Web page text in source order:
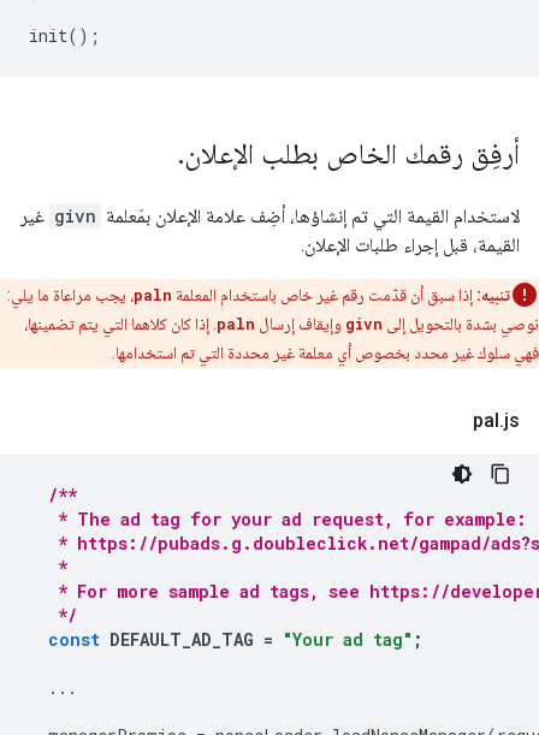
init();
أرفِق رقمك الخاص بطلب الإعلان.
لاستخدام القيمة التي تم إنشاؤها، أضِف علامة الإعلان بمَعلمة givn غير
القيمة، قبل إجراء طلبات الإعلان.
تنبيه: إذا سبق أن قدّمت رقم غير خاص باستخدام المعلمة paln، يجب مراعاة ما يلي:
نوصي بشدة بالتحويل إلى givn وإيقاف إرسال paln . إذا كان كلاهما التي يتم تضمينها،
فهي سلوك غير محدد بخصوص أي معلمة غير محددة التي تم استخدامها.
pal.js
/**
   * The ad tag for your ad request, for example:
* https://pubads.g.doubleclick.net/gampad/
   *
* For more sample ad tags, see https://
   */
const DEFAULT_AD_TAG = "Your ad tag" ;
...